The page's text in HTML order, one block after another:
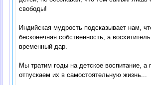
свободы!
Индийская мудрость подсказывает нам,
бесконечная собственность, а
временный дар.
Мы тратим годы на детское воспитание, а
отпускаем их в самостоятельную жизнь...